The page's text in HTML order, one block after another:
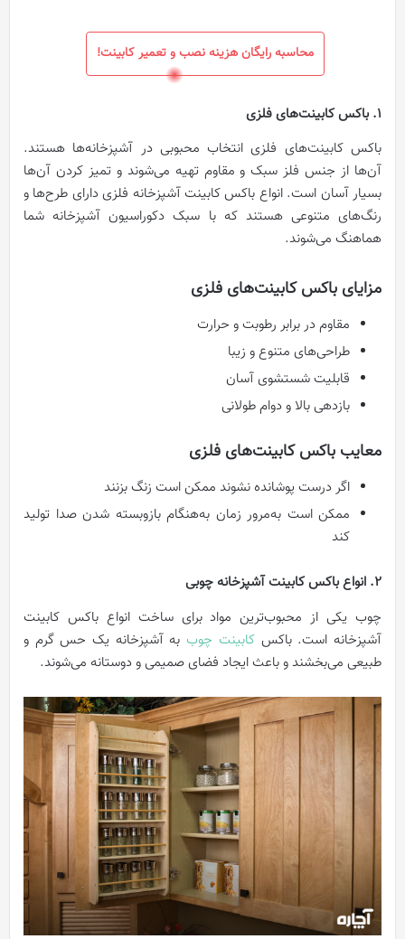
محاسبه رایگان هزینه نصب و تعمیر کابینت!
1. باکس کابینت‌های فلزی
باکس کابینت‌های فلزی انتخاب محبوبی در آشپزخانه‌ها هستند.
آن‌ها از جنس فلز سبک و مقاوم تهیه می‌شوند و تمیز کردن آن‌ها
بسیار آسان است. انواع باکس کابینت آشپزخانه فلزی دارای طرح‌ها و
رنگ‌های متنوعی هستند که با سبک دکوراسیون آشپزخانه شما
هماهنگ می‌شوند.
مزایای باکس کابینت‌های فلزی
مقاوم در برابر رطوبت و حرارت
طراحی‌های متنوع و زیبا
قابلیت شستشوی آسان
بازدهی بالا و دوام طولانی
معایب باکس کابینت‌های فلزی
اگر درست پوشانده نشوند ممکن است زنگ بزنند
ممکن است به‌مرور زمان به‌هنگام بازوبسته شدن صدا تولید
کند
2. انواع باکس کابینت آشپزخانه چوبی
چوب یکی از محبوب‌‌ترین مواد برای ساخت انواع باکس کابینت
آشپزخانه است. باکسکابینت چوببه آشپزخانه یک حس گرم و
طبیعی می‌بخشند و باعث ایجاد فضای صمیمی و دوستانه می‌شوند.